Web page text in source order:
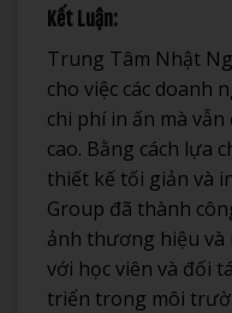
Kết Luận:
Trung Tâm Nhật
cho việc các doanh
chi phí in ấn mà
cao. Bằng cách lựa
thiết kế tối giản và
Group đã thành
ảnh thương hiệu và
với học viên và đối
triển trong môi